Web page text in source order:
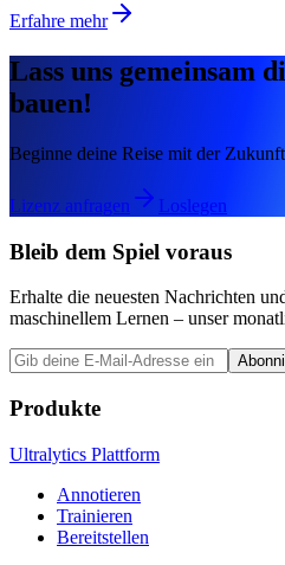
Erfahre mehr
Lass uns gemeinsam
bauen!
Beginne deine Reise mit der
Lizenz anfragen Loslegen
Bleib dem Spiel voraus
Erhalte die neuesten Nachrichten
maschinellem Lernen – unser
Produkte
Ultralytics Plattform
Annotieren
Trainieren
Bereitstellen